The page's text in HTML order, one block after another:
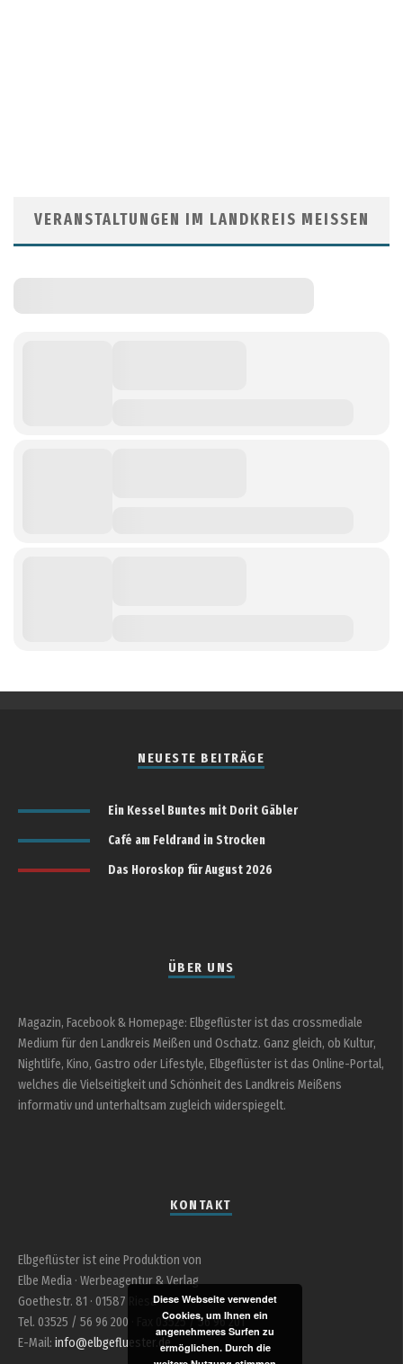
VERANSTALTUNGEN IM LANDKREIS MEISSEN
NEUESTE BEITRÄGE
Ein Kessel Buntes mit Dorit Gäbler
Café am Feldrand in Strocken
Das Horoskop für August 2026
ÜBER UNS
Magazin, Facebook & Homepage: Elbgeflüster ist das crossmediale
Medium für den Landkreis Meißen und Oschatz. Ganz gleich, ob Kultur,
Nightlife, Kino, Gastro oder Lifestyle, Elbgeflüster ist das Online-Portal,
welches die Vielseitigkeit und Schönheit des Landkreis Meißens
informativ und unterhaltsam zugleich widerspiegelt.
KONTAKT
Elbgeflüster ist eine Produktion von
Elbe Media · Werbeagentur & Verlag
Goethestr. 81 · 01587 Riesa
Tel. 03525 / 56 96 200 · Fax 03525 / 56 96 201
E-Mail: info@elbgefluester.de
Diese Webseite verwendet
Cookies, um Ihnen ein
angenehmeres Surfen zu
ermöglichen. Durch die